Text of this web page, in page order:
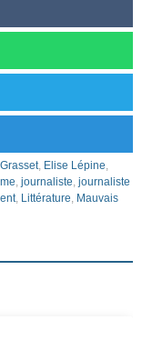
, Elise Lépine,
, journaliste, journaliste
, Littérature, Mauvais